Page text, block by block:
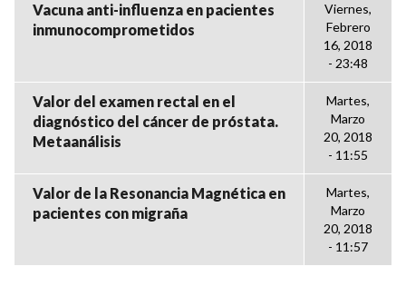
Vacuna anti-influenza en pacientes
inmunocomprometidos
Viernes,
Febrero
16, 2018
- 23:48
Valor del examen rectal en el
diagnóstico del cáncer de próstata.
Metaanálisis
Martes,
Marzo
20, 2018
- 11:55
Valor de la Resonancia Magnética en
pacientes con migraña
Martes,
Marzo
20, 2018
- 11:57